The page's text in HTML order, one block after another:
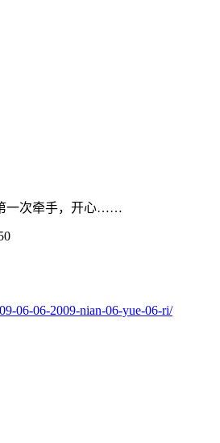
一次牵手，开心……
06-06-2009-nian-06-yue-06-ri/